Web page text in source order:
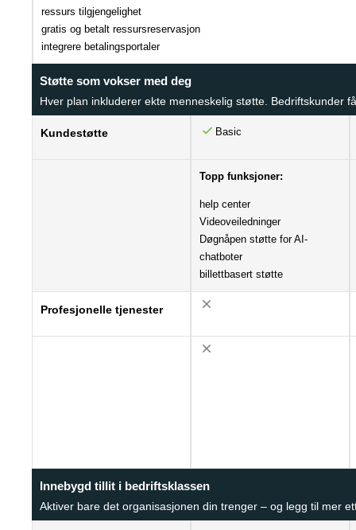
ressurs tilgjengelighet
gratis og betalt ressursreservasjon
integrere betalingsportaler
Støtte som vokser med deg
Hver plan inkluderer ekte menneskelig støtte. Bedriftskunder
Kundestøtte Basic
Topp funksjoner:
help center
Videoveiledninger
Døgnåpen støtte for AI-
chatboter
billettbasert støtte
Profesjonelle tjenester
Innebygd tillit i bedriftsklassen
Aktiver bare det organisasjonen din trenger – og legg til mer